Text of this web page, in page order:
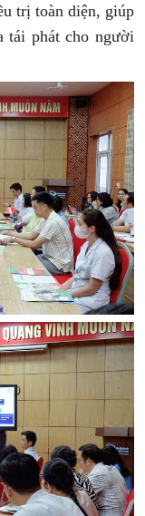
trị toàn diện, giúp
tái phát cho người